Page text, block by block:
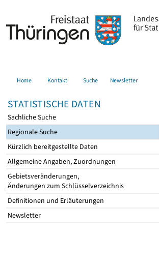
Home Kontakt Suche Newsletter
STATISTISCHE DATEN
Sachliche Suche
Regionale Suche
Kürzlich bereitgestellte Daten
Allgemeine Angaben, Zuordnungen
Gebietsveränderungen,
Änderungen zum Schlüsselverzeichnis
Definitionen und Erläuterungen
Newsletter